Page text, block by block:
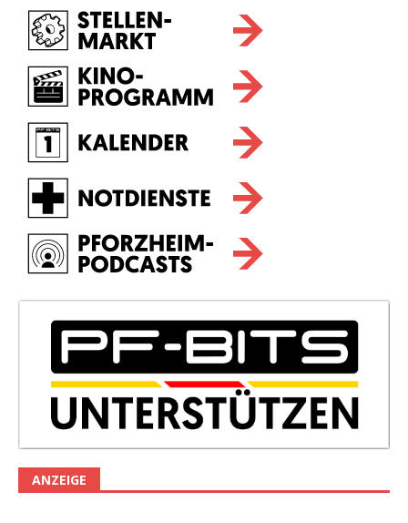
ANZEIGE